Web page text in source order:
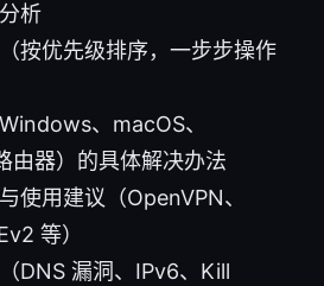
析
按优先级排序，一步步操作
、macOS、
由器）的具体解决办法
使用建议（OpenVPN、
等）
DNS 漏洞、IPv6、Kill